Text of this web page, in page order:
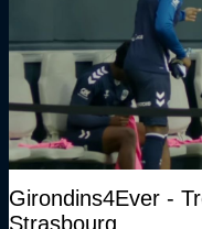
Girondins4Ever -
Strasbourg